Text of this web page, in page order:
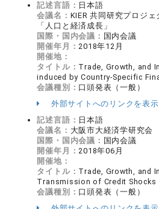
記述言語： 日本語
会議名： KIER 共同研究プロジ
「人口と経済成長」
国際・国内会議： 国内会議
開催年月：2018年12月
開催地：
タイトル： Trade, Growth, and
induced by Country-Specific
会議種別： 口頭発表（一般）
外部サイトへのリンクを表示
記述言語： 日本語
会議名： 大阪市大経済学研究会
国際・国内会議： 国内会議
開催年月：2018年06月
開催地：
タイトル： Trade, Growth, and
Transmission of Credit Shocks
会議種別： 口頭発表（一般）